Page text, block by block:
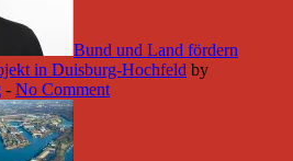
Bund und Land fördern
in Duisburg-Hochfeld by
- No Comment